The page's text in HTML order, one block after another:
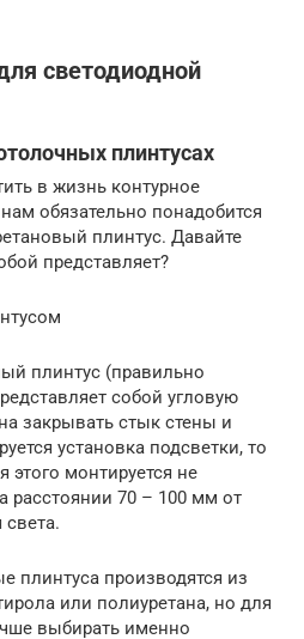
светодиодной
плинтусах
в жизнь контурное
обязательно понадобится
плинтус. Давайте
представляет?
плинтус (правильно
собой угловую
закрывать стык стены и
установка подсветки, то
монтируется не
расстоянии 70 – 100 мм от
плинтуса производятся из
или полиуретана, но для
выбирать именно